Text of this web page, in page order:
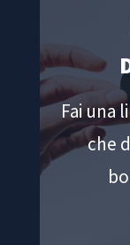
Fai una
che